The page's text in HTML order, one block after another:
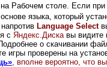
на Рабочем столе. Если при
языка, который
Language Select
с Яндекс.Диска вы видите
о скачивании
игры проверены на
, вполне вероятно, что